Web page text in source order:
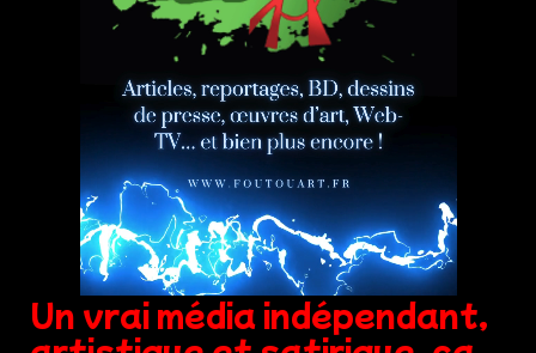
Un vrai média indépendant,